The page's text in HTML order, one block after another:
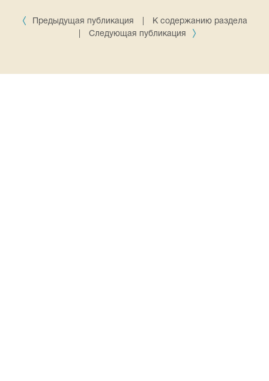
Предыдущая публикация
К содержанию раздела
Следующая публикация